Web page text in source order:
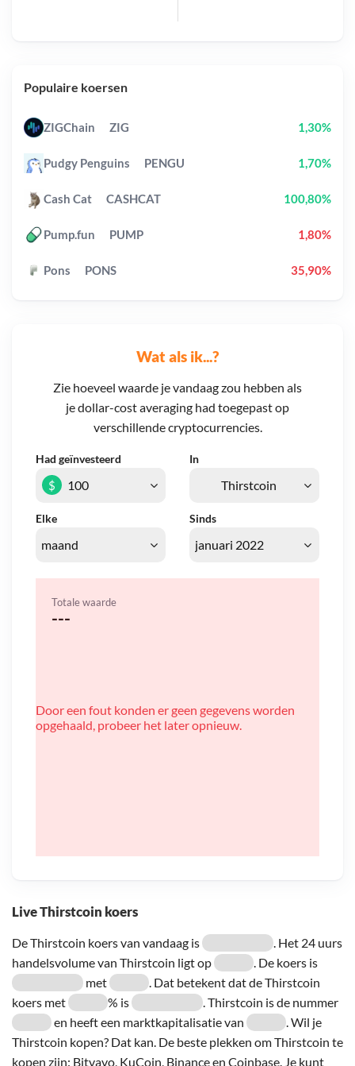
Live Thirstcoin koers
De Thirstcoin koers van vandaag is
. Het 24 uurs
handelsvolume van Thirstcoin ligt op
. De koers is
met
. Dat betekent dat de Thirstcoin
koers met
% is
. Thirstcoin is de nummer
en heeft een marktkapitalisatie van
. Wil je
Thirstcoin kopen? Dat kan. De beste plekken om Thirstcoin te
kopen zijn: Bitvavo, KuCoin, Binance en Coinbase. Je kunt
Wat als ik...?
Zie hoeveel waarde je vandaag zou hebben als
je dollar-cost averaging had toegepast op
verschillende cryptocurrencies.
Had geïnvesteerd In
Elke Sinds
$
Totale waarde
---
Door een fout konden er geen gegevens worden
opgehaald, probeer het later opnieuw.
Populaire koersen
ZIGChain ZIG 1,30%
Pudgy Penguins PENGU 1,70%
Cash Cat CASHCAT 100,80%
Pump.fun PUMP 1,80%
Pons PONS 35,90%